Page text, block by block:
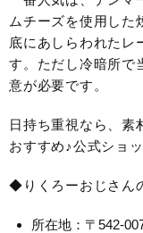
ムチーズを使用した
底にあしらわれたレ
す。ただし冷暗所で
意が必要です。
日持ち重視なら、素
おすすめ♪公式ショ
◆りくろーおじさん
所在地：〒542-